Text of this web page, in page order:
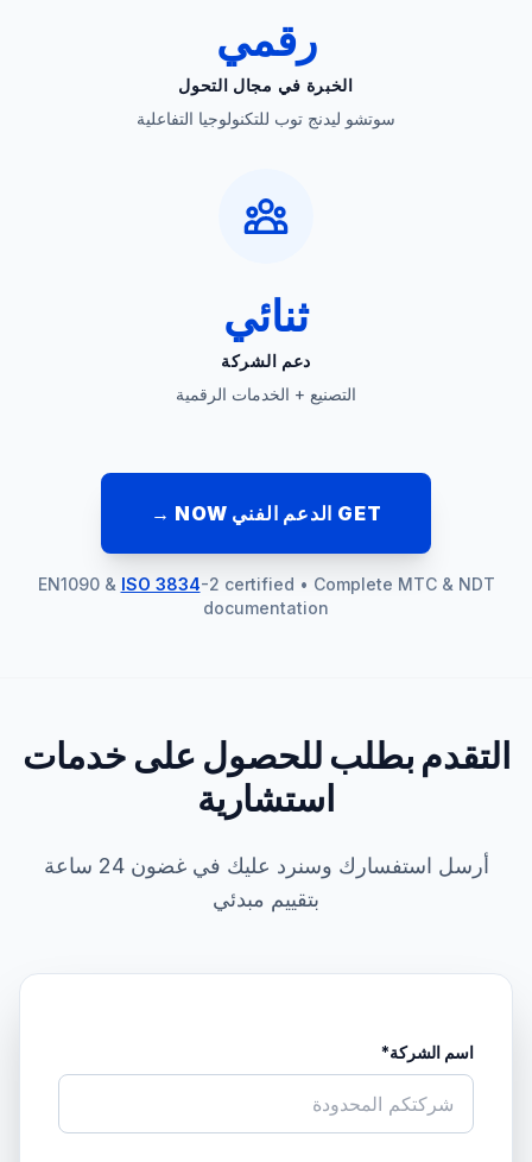
رقمي
الخبرة في مجال التحول
سوتشو ليدنج توب للتكنولوجيا التفاعلية
ثنائي
دعم الشركة
التصنيع + الخدمات الرقمية
GET الدعم الفني NOW →
EN1090 & ISO 3834-2 certified • Complete MTC & NDT
documentation
التقدم بطلب للحصول على خدمات
استشارية
أرسل استفسارك وسنرد عليك في غضون 24 ساعة
بتقييم مبدئي
اسم الشركة*